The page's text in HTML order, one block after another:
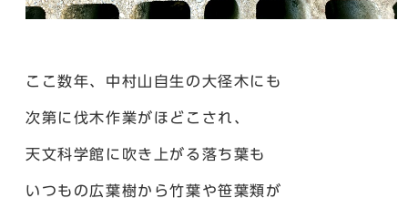
ここ数年、中村山自生の大径木にも
次第に伐木作業がほどこされ、
天文科学館に吹き上がる落ち葉も
いつもの広葉樹から竹葉や笹葉類が